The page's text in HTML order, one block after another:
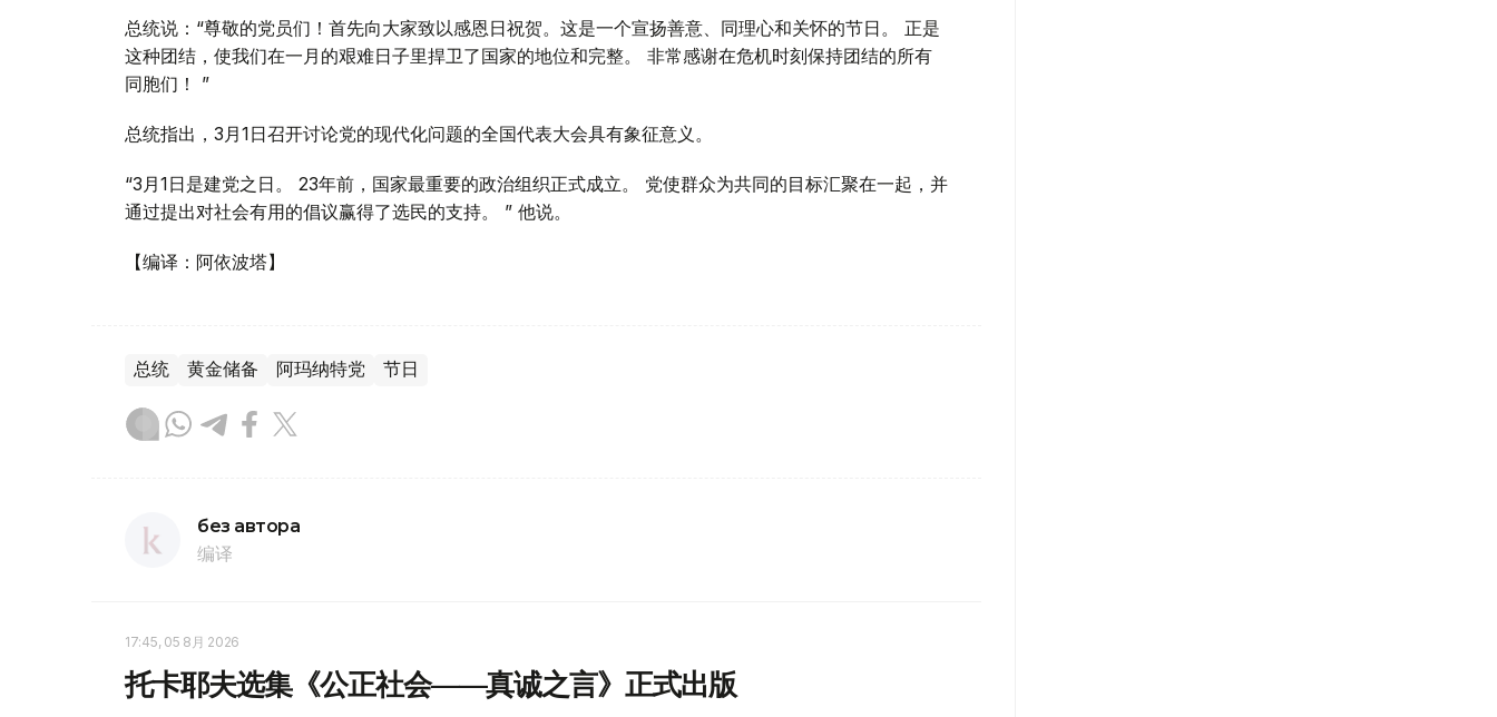
总统说：“尊敬的党员们！首先向大家致以感恩日祝贺。这是一个宣扬善意、同理心和关怀的节日。 正是
这种团结，使我们在一月的艰难日子里捍卫了国家的地位和完整。 非常感谢在危机时刻保持团结的所有
同胞们！ ”
总统指出，3月1日召开讨论党的现代化问题的全国代表大会具有象征意义。
“3月1日是建党之日。 23年前，国家最重要的政治组织正式成立。 党使群众为共同的目标汇聚在一起，并
通过提出对社会有用的倡议赢得了选民的支持。 ” 他说。
【编译：阿依波塔】
总统 黄金储备 阿玛纳特党 节日
без автора
编译
17:45, 05 8月 2026
托卡耶夫选集《公正社会——真诚之言》正式出版